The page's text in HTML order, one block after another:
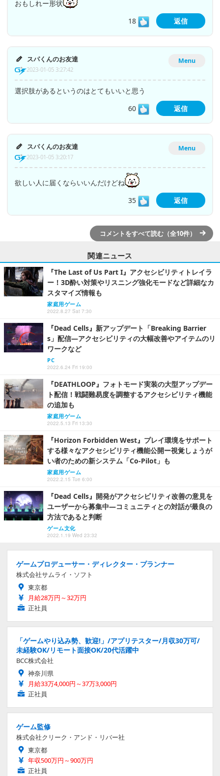
おもしれー形状
18
返信
Menu
スパくんのお友達
2023-01-05 3:27:42
選択肢があるというのはとてもいいと思う
60
返信
Menu
スパくんのお友達
2023-01-05 3:20:17
欲しい人に届くならいいんだけどね
35
返信
コメントをすべて読む（全10件）
関連ニュース
『The Last of Us Part I』アクセシビリティトレイラ
ー！3D酔い対策やリスニング強化モードなど詳細なカ
スタマイズ情報も
家庭用ゲーム
2022.8.27 Sat 7:30
『Dead Cells』新アップデート「Breaking Barrier
s」配信―アクセシビリティの大幅改善やアイテムのリ
ワークなど
PC
2022.6.24 Fri 19:00
『DEATHLOOP』フォトモード実装の大型アップデー
ト配信！戦闘難易度を調整するアクセシビリティ機能
の追加も
家庭用ゲーム
2022.5.13 Fri 13:30
『Horizon Forbidden West』プレイ環境をサポート
する様々なアクセシビリティ機能公開ー視覚しょうが
い者のための新システム「Co-Pilot」も
家庭用ゲーム
2022.2.15 Tue 6:00
『Dead Cells』開発がアクセシビリティ改善の意見を
ユーザーから募集中―コミュニティとの対話が最良の
方法であると判断
ゲーム文化
2022.1.19 Wed 23:32
ゲームプロデューサー・ディレクター・プランナー
株式会社サムライ・ソフト
東京都
月給28万円～32万円
正社員
「ゲームやり込み勢、歓迎!」/アプリテスター/月収30万可/
未経験OK/リモート面接OK/20代活躍中
BCC株式会社
神奈川県
月給33万4,000円～37万3,000円
正社員
ゲーム監修
株式会社クリーク・アンド・リバー社
東京都
年収500万円～900万円
正社員